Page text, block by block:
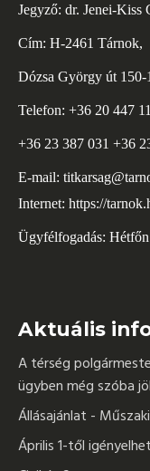
Jegyző: dr. Jenei-Kiss
Cím: H-2461 Tárnok,
Dózsa György út 150-
Telefon: +36 20 447
+36 23 387 031 +36
E-mail:
Internet: https://
Ügyfélfogadás:
Aktuális
A térség
ügyben még szóba
Állásajánlat -
Április 1-től